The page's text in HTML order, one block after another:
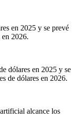
en 2025 y se prevé
2026.
dólares en 2025 y se
de dólares en 2026.
alcance los